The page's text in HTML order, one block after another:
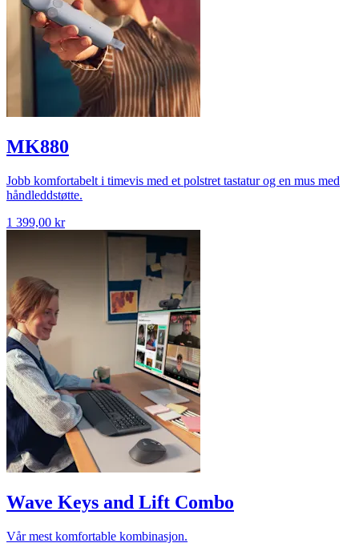
MK880
Jobb komfortabelt i timevis med et polstret tastatur og en mus med
håndleddstøtte.
1 399,00 kr
Wave Keys and Lift Combo
Vår mest komfortable kombinasjon.